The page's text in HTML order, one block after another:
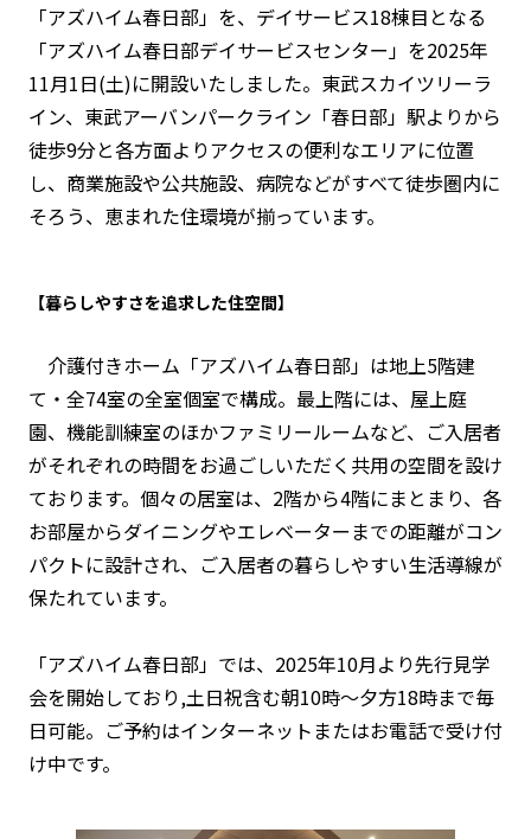
「アズハイム春日部」を、デイサービス18棟目となる
「アズハイム春日部デイサービスセンター」を2025年
11月1日(土)に開設いたしました。東武スカイツリーラ
イン、東武アーバンパークライン「春日部」駅よりから
徒歩9分と各方面よりアクセスの便利なエリアに位置
し、商業施設や公共施設、病院などがすべて徒歩圏内に
そろう、恵まれた住環境が揃っています。
【暮らしやすさを追求した住空間】
介護付きホーム「アズハイム春日部」は地上5階建
て・全74室の全室個室で構成。最上階には、屋上庭
園、機能訓練室のほかファミリールームなど、ご入居者
がそれぞれの時間をお過ごしいただく共用の空間を設け
ております。個々の居室は、2階から4階にまとまり、各
お部屋からダイニングやエレベーターまでの距離がコン
パクトに設計され、ご入居者の暮らしやすい生活導線が
保たれています。
「アズハイム春日部」では、2025年10月より先行見学
会を開始しており,土日祝含む朝10時～夕方18時まで毎
日可能。ご予約はインターネットまたはお電話で受け付
け中です。